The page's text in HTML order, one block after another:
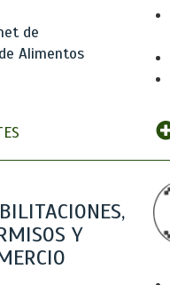
de
Alimentos
Y